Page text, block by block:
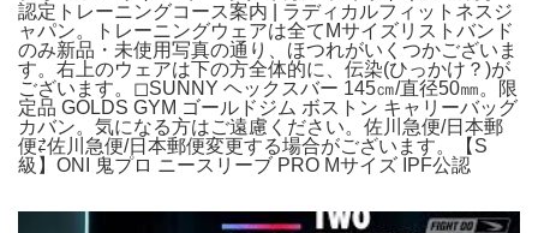
認定トレーニングコース案内 | ラディカルフィットネスジ
ャパン。トレーニングウェアは全てMサイズリストバンド
のみ新品・未使用写真の通り、ほつれがいくつかございま
す。右上のウェアは下の方全体的に、伝染(ひっかけ？)が
ございます。◻︎SUNNY ヘックスバー 145㎝/直径50㎜。限
定品 GOLDS GYM ゴールドジム ボストン キャリーバッグ
カバン。気になる方はご遠慮ください。佐川急便/日本郵
便⇄佐川急便/日本郵便変更する場合がございます。【S
級】ONI 鬼プロ ニースリーブ PRO Mサイズ IPF公認